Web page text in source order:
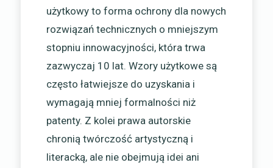
użytkowy to forma ochrony dla nowych
rozwiązań technicznych o mniejszym
stopniu innowacyjności, która trwa
zazwyczaj 10 lat. Wzory użytkowe są
często łatwiejsze do uzyskania i
wymagają mniej formalności niż
patenty. Z kolei prawa autorskie
chronią twórczość artystyczną i
literacką, ale nie obejmują idei ani